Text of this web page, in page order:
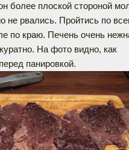
более плоской стороной
не рвались. Пройтись по
по краю. Печень очень
На фото видно, как
панировкой.